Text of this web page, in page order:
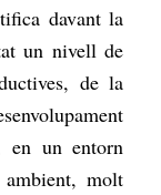
davant la
un nivell de
de la
en un entorn
molt